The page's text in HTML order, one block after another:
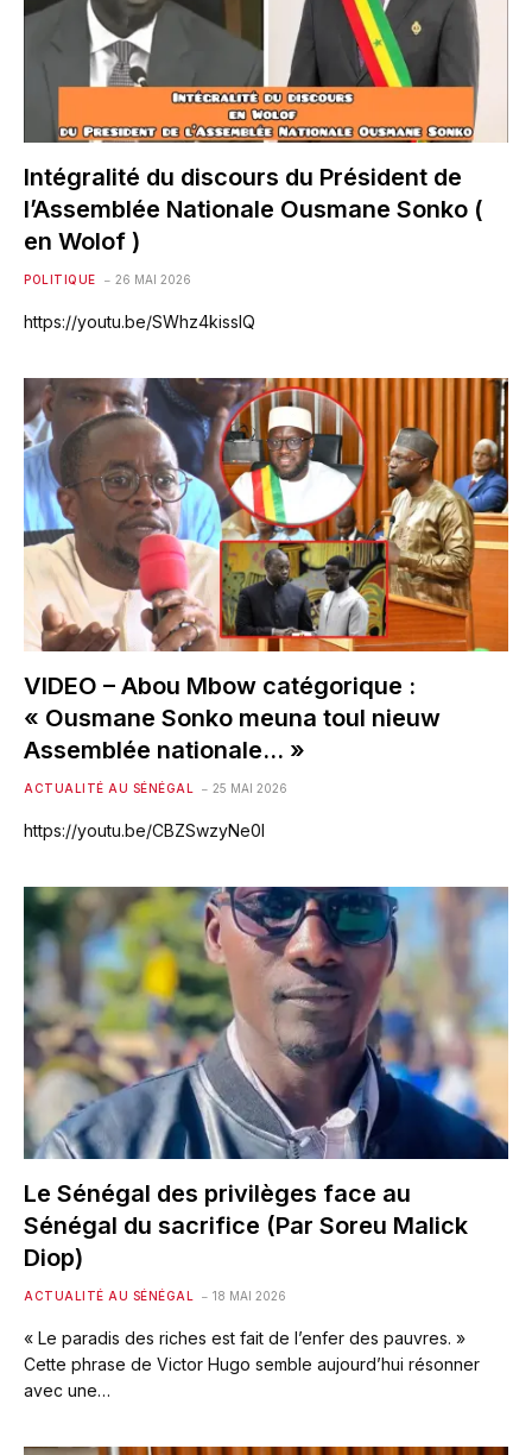
Intégralité du discours du Président de
l’Assemblée Nationale Ousmane Sonko (
en Wolof )
POLITIQUE 26 MAI 2026
https://youtu.be/SWhz4kissIQ
VIDEO – Abou Mbow catégorique :
« Ousmane Sonko meuna toul nieuw
Assemblée nationale… »
ACTUALITÉ AU SÉNÉGAL 25 MAI 2026
https://youtu.be/CBZSwzyNe0I
Le Sénégal des privilèges face au
Sénégal du sacrifice (Par Soreu Malick
Diop)
ACTUALITÉ AU SÉNÉGAL 18 MAI 2026
« Le paradis des riches est fait de l’enfer des pauvres. »
Cette phrase de Victor Hugo semble aujourd’hui résonner
avec une…